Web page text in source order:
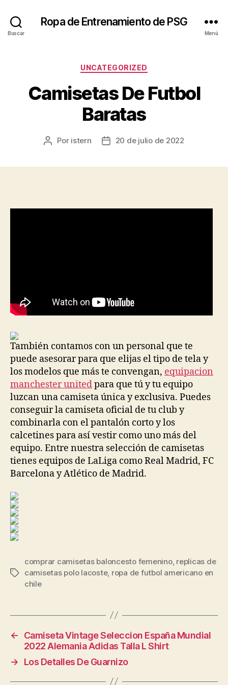
Buscar
Ropa de Entrenamiento de PSG
Menú
Categorías
UNCATEGORIZED
Camisetas De Futbol
Baratas
Autor
Por istern
Fecha20 de julio de 2022
También contamos con un personal que te
puede asesorar para que elijas el tipo de tela y
los modelos que más te convengan, equipacion
manchester unitedpara que tú y tu equipo
luzcan una camiseta única y exclusiva. Puedes
conseguir la camiseta oficial de tu club y
combinarla con el pantalón corto y los
calcetines para así vestir como uno más del
equipo. Entre nuestra selección de camisetas
tienes equipos de LaLiga como Real Madrid, FC
Barcelona y Atlético de Madrid.
Etiquetas
comprar camisetas baloncesto femenino, replicas de
camisetas polo lacoste, ropa de futbol americano en
chile
←
Camiseta Vintage Seleccion España Mundial
2022 Alemania Adidas Talla L Shirt
→
Los Detalles De Guarnizo